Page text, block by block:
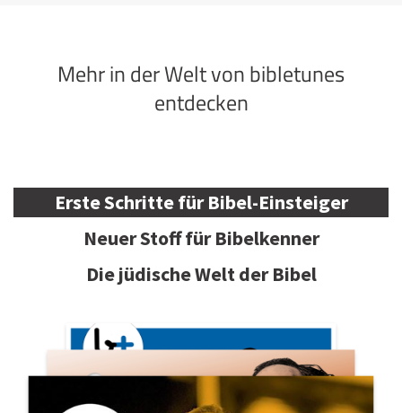
Mehr in der Welt von bibletunes
entdecken
Erste Schritte für Bibel-Einsteiger
Neuer Stoff für Bibelkenner
Die jüdische Welt der Bibel